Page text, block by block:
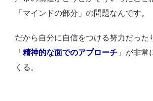
「マインドの部分」の問題なんです。
だから自分に自信をつける努力だった
「 精神的な面でのアプローチ 」が非常
くる。